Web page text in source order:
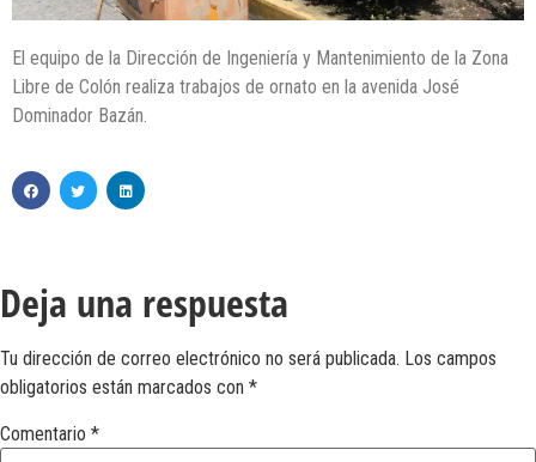
El equipo de la Dirección de Ingeniería y Mantenimiento de la Zona
Libre de Colón realiza trabajos de ornato en la avenida José
Dominador Bazán.
Deja una respuesta
Tu dirección de correo electrónico no será publicada. Los campos
obligatorios están marcados con *
Comentario *